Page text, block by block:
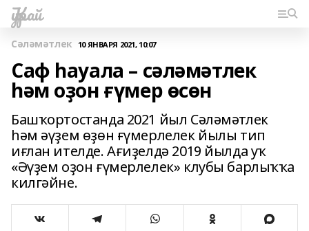
Ҡурай
Сәләмәтлек 10 ЯНВАРЯ 2021, 10:07
Саф һауала – сәләмәтлек
һәм оҙон ғүмер өсөн
Башҡортостанда 2021 йыл Сәләмәтлек
һәм әүҙем өҙөн ғүмерлелек йылы тип
иғлан ителде. Ағиҙелдә 2019 йылда уҡ
«Әүҙем оҙон ғүмерлелек» клубы барлыҡҡа
килгәйне.